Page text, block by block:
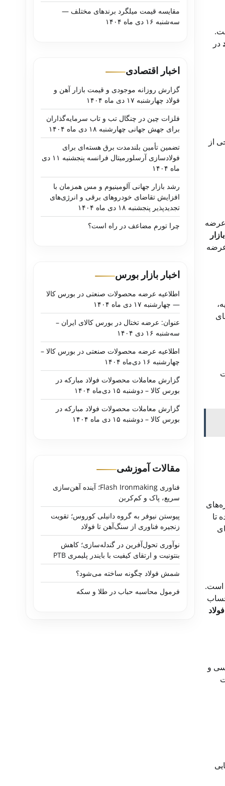
در
از
عرضه
تا
است.
حساب
و
مقایسه قیمت میلگرد برندهای مختلف —
سه‌شنبه ۱۶ دی ماه ۱۴۰۴
اخبار اقتصادی
گزارش روزانه موجودی و قیمت بازار آهن و
فولاد چهارشنبه ۱۷ دی ماه ۱۴۰۴
فلزات چین در چنگال تب و تاب سرمایه‌گذاران
برای جهش جهانی چهارشنبه ۱۸ دی ماه ۱۴۰۴
تضمین تأمین بلندمدت برق هسته‌ای برای
فولادسازی آرسلورمیتال فرانسه پنجشنبه ۱۱ دی
ماه ۱۴۰۴
رشد بازار جهانی آلومینیوم و مس همزمان با
افزایش تقاضای خودروهای برقی و انرژی‌های
تجدیدپذیر پنجشنبه ۱۸ دی ماه ۱۴۰۴
چرا تورمِ مضاعف در راه است؟
اخبار بازار بورس
اطلاعیه عرضه محصولات صنعتی در بورس کالا
— چهارشنبه ۱۷ دی ماه ۱۴۰۴
عنوان: عرضه تختال در بورس کالای ایران –
سه‌شنبه ۱۶ دی ۱۴۰۴
اطلاعیه عرضه محصولات صنعتی در بورس کالا –
چهارشنبه ۱۶ دی‌ماه ۱۴۰۴
گزارش معاملات محصولات فولاد مبارکه در
بورس کالا – دوشنبه ۱۵ دی‌ماه ۱۴۰۴
گزارش معاملات محصولات فولاد مبارکه در
بورس کالا – دوشنبه ۱۵ دی ماه ۱۴۰۴
مقالات آموزشی
فناوری Flash Ironmaking؛ آینده آهن‌سازی
سریع، پاک و کم‌کربن
پیوستن نیوفر به گروه دانیلی کوروس؛ تقویت
زنجیره فناوری از سنگ‌آهن تا فولاد
نوآوری تحول‌آفرین در گندله‌سازی؛ کاهش
بنتونیت و ارتقای کیفیت با بایندر پلیمری PTB
شمش فولاد چگونه ساخته می‌شود؟
فرمول محاسبه حباب در طلا و سکه